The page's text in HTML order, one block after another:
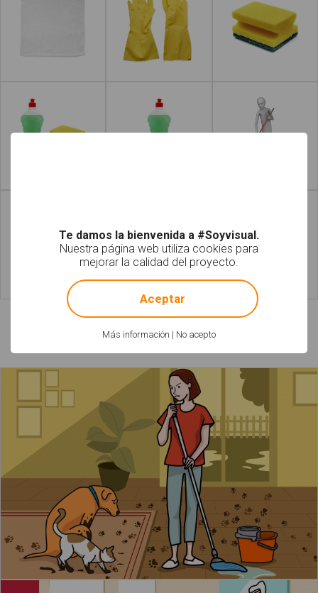
Leer más Leer más
Láminas relacionadas
Te damos la bienvenida a #Soyvisual.
Nuestra página web utiliza cookies para
mejorar la calidad del proyecto.
Más información | No acepto
! Not valid!
Aceptar